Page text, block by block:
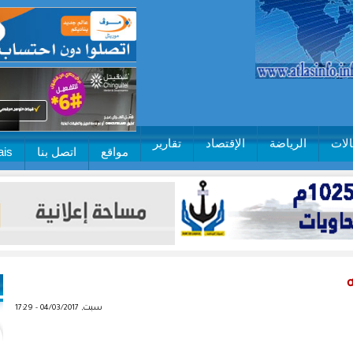
الرياضة الإقتصاد تقارير
مواقع اتصل بنا
سبت, 04/03/2017 - 17:29